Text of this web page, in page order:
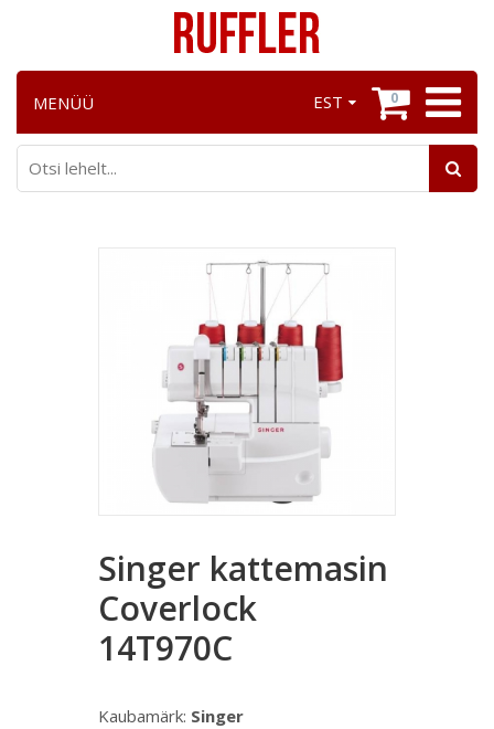
EST 0
MENÜÜ
Singer kattemasin
Coverlock
14T970C
Kaubamärk: Singer